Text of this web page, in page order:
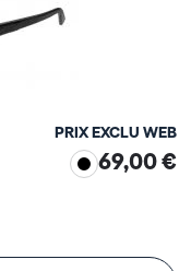
PRIX EXCLU WEB
69,00 €